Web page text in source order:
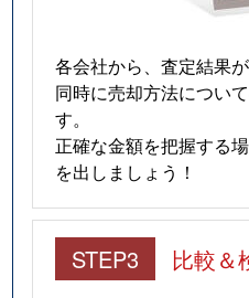
各会社から、査定結果が
同時に売却方法につい
す。
正確な金額を把握する
を出しましょう！
STEP3 比較＆